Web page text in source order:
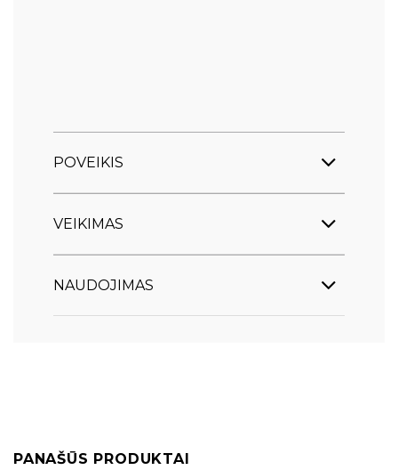
POVEIKIS
VEIKIMAS
NAUDOJIMAS
PANAŠŪS PRODUKTAI